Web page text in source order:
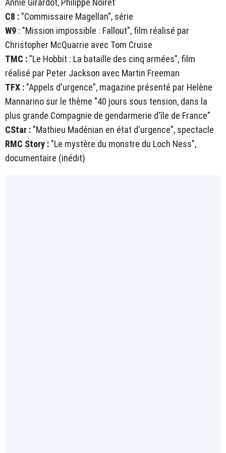
Annie Girardot, Philippe Noiret
C8 : "Commissaire Magellan", série
W9 : "Mission impossible : Fallout", film réalisé par
Christopher McQuarrie avec Tom Cruise
TMC : "Le Hobbit : La bataille des cinq armées", film
réalisé par Peter Jackson avec Martin Freeman
TFX : "Appels d'urgence", magazine présenté par Helène
Mannarino sur le thème "40 jours sous tension, dans la
plus grande Compagnie de gendarmerie d'île de France"
CStar : "Mathieu Madénian en état d'urgence", spectacle
RMC Story : "Le mystère du monstre du Loch Ness",
documentaire (inédit)